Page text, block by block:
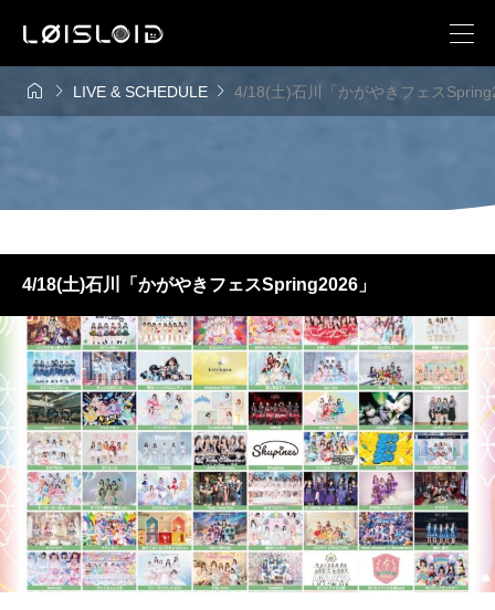
  LIVE & SCHEDULE  4/18(土)石川「かがやきフェス
4/18(土)石川「かがやきフェスSpring2026」